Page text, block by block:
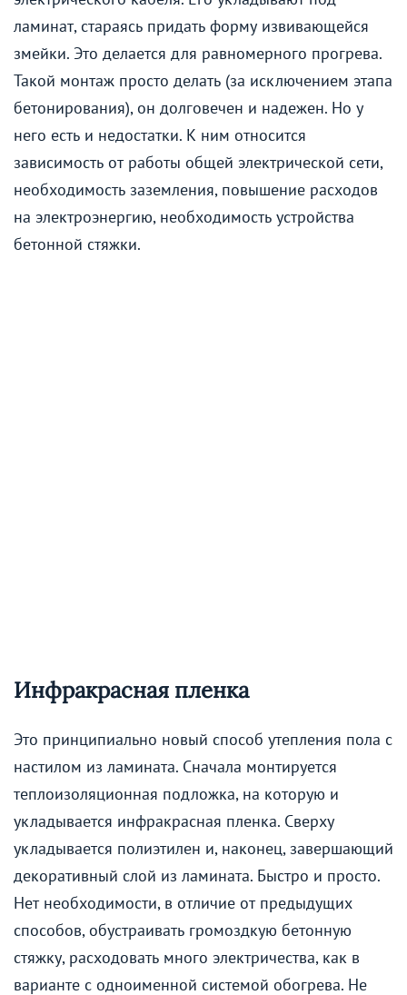
ламинат, стараясь придать форму извивающейся
змейки. Это делается для равномерного прогрева.
Такой монтаж просто делать (за исключением этапа
бетонирования), он долговечен и надежен. Но у
него есть и недостатки. К ним относится
зависимость от работы общей электрической сети,
необходимость заземления, повышение расходов
на электроэнергию, необходимость устройства
бетонной стяжки.
Инфракрасная пленка
Это принципиально новый способ утепления пола с
настилом из ламината. Сначала монтируется
теплоизоляционная подложка, на которую и
укладывается инфракрасная пленка. Сверху
укладывается полиэтилен и, наконец, завершающий
декоративный слой из ламината. Быстро и просто.
Нет необходимости, в отличие от предыдущих
способов, обустраивать громоздкую бетонную
стяжку, расходовать много электричества, как в
варианте с одноименной системой обогрева. Не